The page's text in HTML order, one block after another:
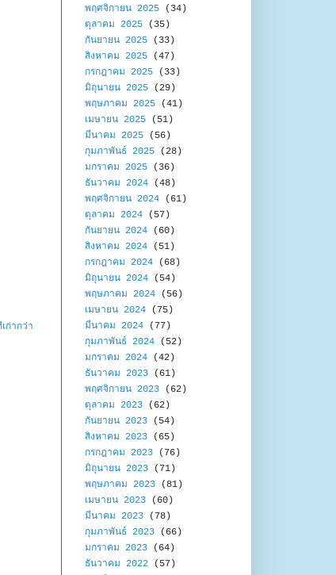
ก่ากว่า
พฤศจิกายน 2025 (34)
ตุลาคม 2025 (35)
กันยายน 2025 (33)
สิงหาคม 2025 (47)
กรกฎาคม 2025 (33)
มิถุนายน 2025 (29)
พฤษภาคม 2025 (41)
เมษายน 2025 (51)
มีนาคม 2025 (56)
กุมภาพันธ์ 2025 (28)
มกราคม 2025 (36)
ธันวาคม 2024 (48)
พฤศจิกายน 2024 (61)
ตุลาคม 2024 (57)
กันยายน 2024 (60)
สิงหาคม 2024 (51)
กรกฎาคม 2024 (68)
มิถุนายน 2024 (54)
พฤษภาคม 2024 (56)
เมษายน 2024 (75)
มีนาคม 2024 (77)
กุมภาพันธ์ 2024 (52)
มกราคม 2024 (42)
ธันวาคม 2023 (61)
พฤศจิกายน 2023 (62)
ตุลาคม 2023 (62)
กันยายน 2023 (54)
สิงหาคม 2023 (65)
กรกฎาคม 2023 (76)
มิถุนายน 2023 (71)
พฤษภาคม 2023 (81)
เมษายน 2023 (60)
มีนาคม 2023 (78)
กุมภาพันธ์ 2023 (66)
มกราคม 2023 (64)
ธันวาคม 2022 (57)